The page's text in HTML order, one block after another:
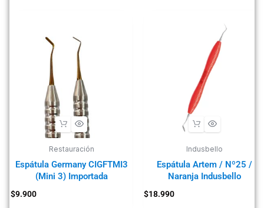
Restauración
Espátula Germany CIGFTMI3
(Mini 3) Importada
$9.900
Indusbello
Espátula Artem / Nº25 /
Naranja Indusbello
$18.990